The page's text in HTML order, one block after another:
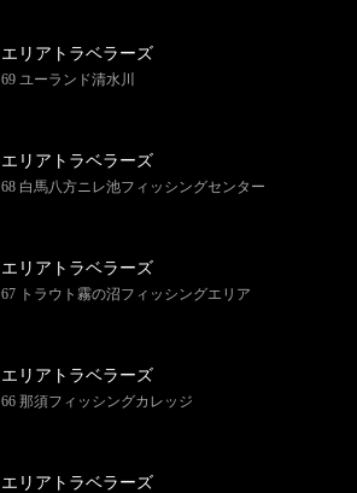
エリアトラベラーズ
69 ユーランド清水川
エリアトラベラーズ
68 白馬八方ニレ池フィッシングセンター
エリアトラベラーズ
67 トラウト霧の沼フィッシングエリア
エリアトラベラーズ
66 那須フィッシングカレッジ
エリアトラベラーズ